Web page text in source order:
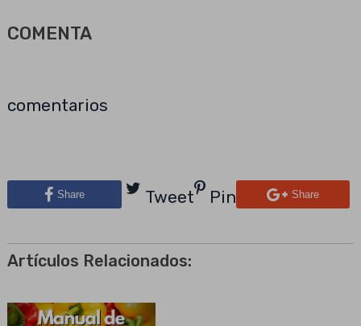
COMENTA
comentarios
Share Tweet Pin Share
Artículos Relacionados: